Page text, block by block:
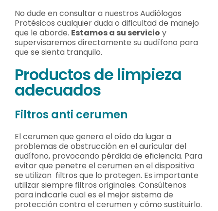
No dude en consultar a nuestros Audiólogos
Protésicos cualquier duda o dificultad de manejo
que le aborde. Estamos a su servicio y
supervisaremos directamente su audífono para
que se sienta tranquilo.
Productos de limpieza
adecuados
Filtros anti cerumen
El cerumen que genera el oído da lugar a
problemas de obstrucción en el auricular del
audífono, provocando pérdida de eficiencia. Para
evitar que penetre el cerumen en el dispositivo
se utilizan filtros que lo protegen. Es importante
utilizar siempre filtros originales. Consúltenos
para indicarle cual es el mejor sistema de
protección contra el cerumen y cómo sustituirlo.